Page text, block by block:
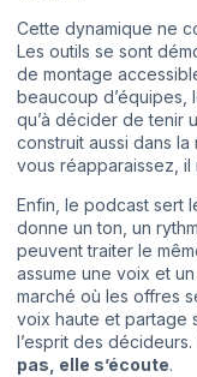
Cette dynamique ne
Les outils se sont
de montage
beaucoup d’équipes,
qu’à décider de tenir
construit aussi dans la
vous réapparaissez, il
Enfin, le podcast sert
donne un ton, un
peuvent traiter le
assume une voix et
marché où les offres
voix haute et partage
l’esprit des décideurs.
pas, elle s’écoute.